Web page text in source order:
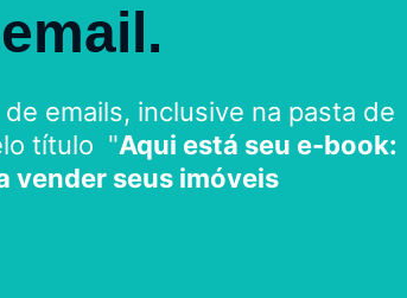
emails, inclusive na pasta de
título "Aqui está seu e-book:
vender seus imóveis